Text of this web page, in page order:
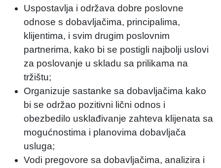
Uspostavlja i održava dobre poslovne
odnose s dobavljačima, principalima,
klijentima, i svim drugim poslovnim
partnerima, kako bi se postigli najbolji uslovi
za poslovanje u skladu sa prilikama na
tržištu;
Organizuje sastanke sa dobavljačima kako
bi se održao pozitivni lični odnos i
obezbedilo usklađivanje zahteva klijenata sa
mogućnostima i planovima dobavljača
usluga;
Vodi pregovore sa dobavljačima, analizira i